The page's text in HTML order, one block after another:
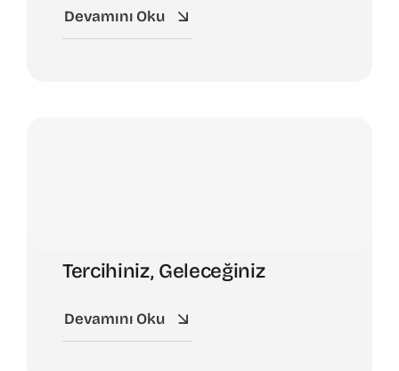
Devamını Oku
Tercihiniz, Geleceğiniz
Devamını Oku